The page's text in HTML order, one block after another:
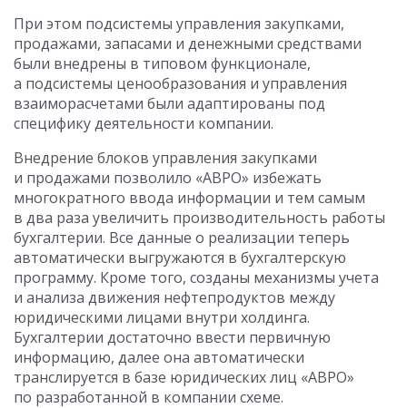
При этом подсистемы управления закупками,
продажами, запасами и денежными средствами
были внедрены в типовом функционале,
а подсистемы ценообразования и управления
взаиморасчетами были адаптированы под
специфику деятельности компании.
Внедрение блоков управления закупками
и продажами позволило «АВРО» избежать
многократного ввода информации и тем самым
в два раза увеличить производительность работы
бухгалтерии. Все данные о реализации теперь
автоматически выгружаются в бухгалтерскую
программу. Кроме того, созданы механизмы учета
и анализа движения нефтепродуктов между
юридическими лицами внутри холдинга.
Бухгалтерии достаточно ввести первичную
информацию, далее она автоматически
транслируется в базе юридических лиц «АВРО»
по разработанной в компании схеме.